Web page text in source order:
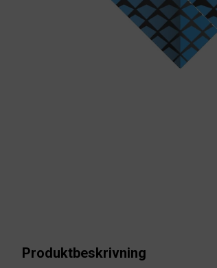
Produktbeskrivning